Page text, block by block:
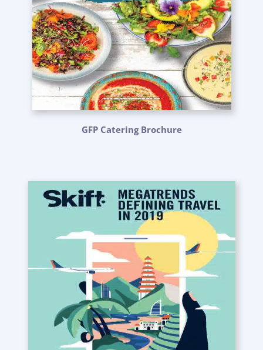
GFP Catering Brochure